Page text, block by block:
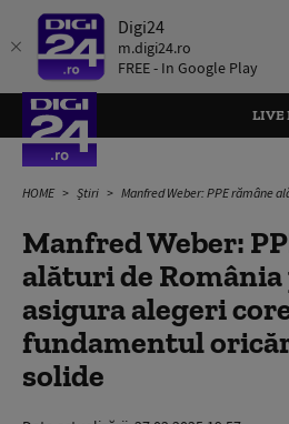
Digi24
m.digi24.ro
FREE - In Google Play
LIVE
HOME Știri Manfred Weber: PPE rămâne alături de România pentru a
Manfred Weber:
alături de
asigura alegeri
fundamentul
solide